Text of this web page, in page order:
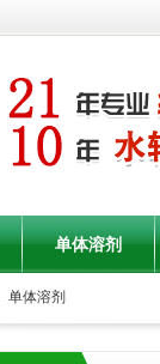
单体溶剂
单体溶剂